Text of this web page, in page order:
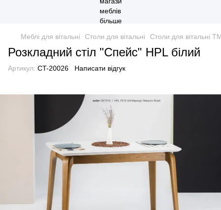
Меблі для вітальні Столи для вітальні Столи для вітальні
Розкладний стіл "Спейс" HPL білий
Артикул: CT-20026 Написати відгук